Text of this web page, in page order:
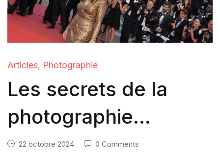
Articles, Photographie
Les secrets de la
photographie
événementielle de
22 octobre 2024 0 Comments